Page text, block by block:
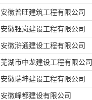
安徽普旺建筑工程有限公司
安徽钰岚建设工程有限公司
安徽浒通建设工程有限公司
芜湖市中龙建设工程有限公司
安徽瑞坤建设工程有限公司
安徽峰都建设有限公司